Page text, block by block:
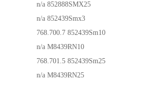
n/a 852888SMX25
n/a 852439Smx3
768.700.7 852439Sm10
n/a M8439RN10
768.701.5 852439Sm25
n/a M8439RN25